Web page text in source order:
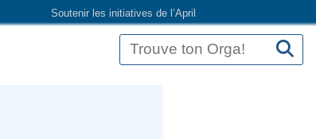
Soutenir les initiatives de l’April